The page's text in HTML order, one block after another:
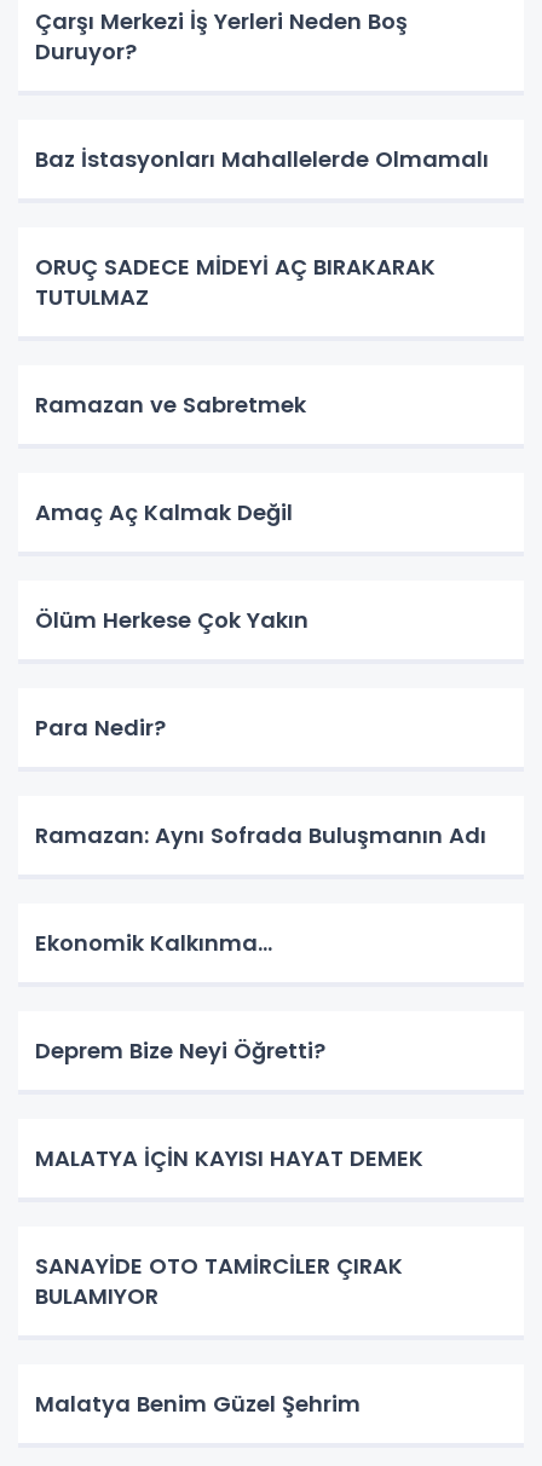
Çarşı Merkezi İş Yerleri Neden Boş
Duruyor?
Baz İstasyonları Mahallelerde Olmamalı
ORUÇ SADECE MİDEYİ AÇ BIRAKARAK
TUTULMAZ
Ramazan ve Sabretmek
Amaç Aç Kalmak Değil
Ölüm Herkese Çok Yakın
Para Nedir?
Ramazan: Aynı Sofrada Buluşmanın Adı
Ekonomik Kalkınma…
Deprem Bize Neyi Öğretti?
MALATYA İÇİN KAYISI HAYAT DEMEK
SANAYİDE OTO TAMİRCİLER ÇIRAK
BULAMIYOR
Malatya Benim Güzel Şehrim